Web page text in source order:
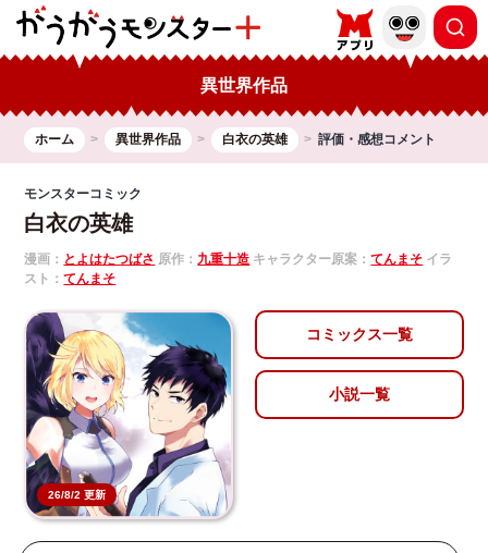
異世界作品
ホーム 異世界作品 白衣の英雄 評価・感想コメント
モンスターコミック
白衣の英雄
漫画： とよはたつばさ 原作： 九重十造 キャラクター原案：てんまそ イラ
スト：てんまそ
26/8/2 更新
コミックス一覧
小説一覧